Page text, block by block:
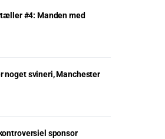
#4: Manden med
noget svineri, Manchester
sponsor